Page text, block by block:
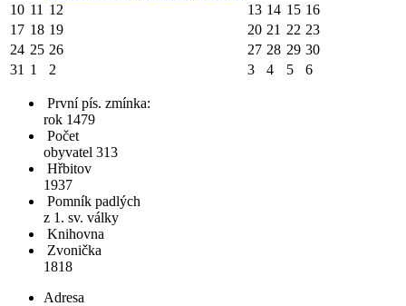
10 11 12 13 14 15 16
17 18 19 20 21 22 23
24 25 26 27 28 29 30
31 1 2 3 4 5 6
První pís. zmínka:
rok 1479
Počet
obyvatel 313
Hřbitov
1937
Pomník padlých
z 1. sv. války
Knihovna
Zvonička
1818
Adresa